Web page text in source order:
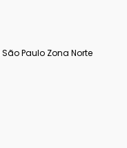
São Paulo Zona Norte